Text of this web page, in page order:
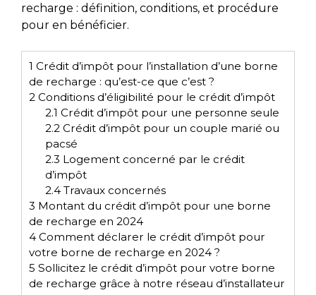
recharge : définition, conditions, et procédure
pour en bénéficier.
1 Crédit d’impôt pour l’installation d’une borne
de recharge : qu’est-ce que c’est ?
2 Conditions d’éligibilité pour le crédit d’impôt
2.1 Crédit d’impôt pour une personne seule
2.2Crédit d’impôt pour un couple marié ou
pacsé
2.3 Logement concerné par le crédit
d’impôt
2.4Travaux concernés
3 Montant du crédit d’impôt pour une borne
de recharge en 2024
4 Comment déclarer le crédit d’impôt pour
votre borne de recharge en 2024 ?
5 Sollicitez le crédit d’impôt pour votre borne
de recharge grâce à notre réseau d’installateur